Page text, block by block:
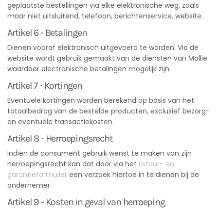
geplaatste bestellingen via elke elektronische weg, zoals
maar niet uitsluitend, telefoon, berichtenservice, website.
Artikel 6 - Betalingen
Dienen vooraf elektronisch uitgevoerd te worden. Via de
website wordt gebruik gemaakt van de diensten van Mollie
waardoor electronische betalingen mogelijk zijn.
Artikel 7 - Kortingen
Eventuele kortingen worden berekend op basis van het
totaalbedrag van de bestelde producten, exclusief bezorg-
en eventuele transactiekosten.
Artikel 8 - Herroepingsrecht
Indien de consument gebruik wenst te maken van zijn
herroepingsrecht kan dat door via het retour- en
garantieformulier een verzoek hiertoe in te dienen bij de
ondernemer.
Artikel 9 - Kosten in geval van herroeping